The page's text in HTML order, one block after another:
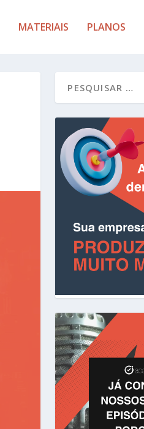
MATERIAIS PLANOS